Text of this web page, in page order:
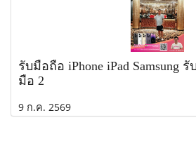
รับมือถือ iPhone iPad Samsung
มือ 2
9 ก.ค. 2569